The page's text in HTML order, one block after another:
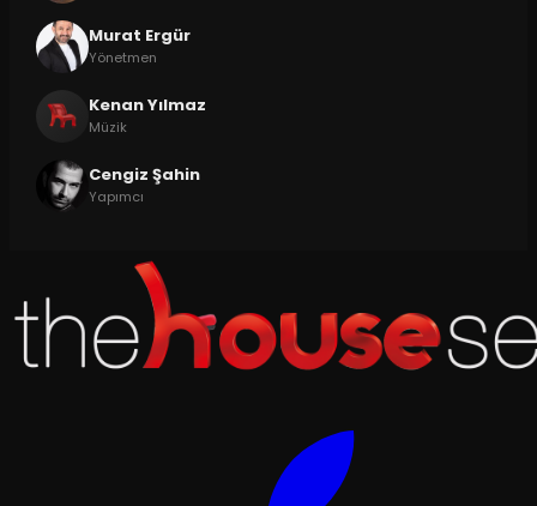
Murat Ergür
Yönetmen
Kenan Yılmaz
Müzik
Cengiz Şahin
Yapımcı